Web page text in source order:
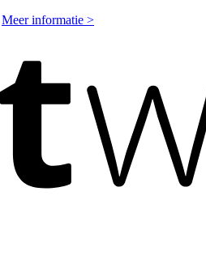
Meer informatie >